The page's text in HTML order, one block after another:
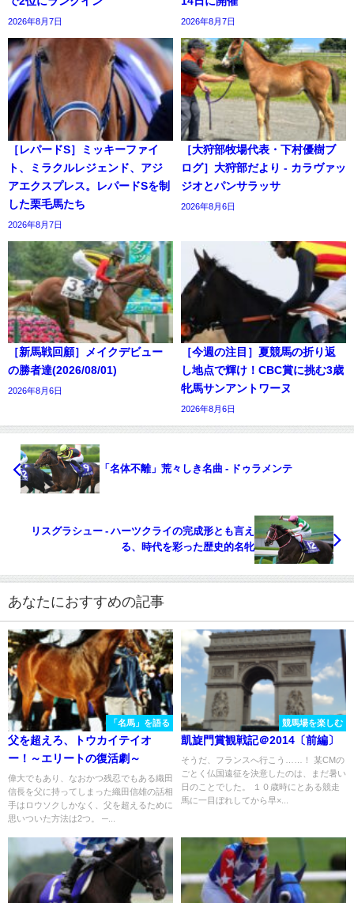
2026年8月7日 2026年8月7日
［レパードS］ミッキーファイ
ト、ミラクルレジェンド、アジ
アエクスプレス。レパードSを制
した栗毛馬たち
2026年8月7日
［大狩部牧場代表・下村優樹ブ
ログ］大狩部だより - カラヴァッ
ジオとパンサラッサ
2026年8月6日
［新馬戦回顧］メイクデビュー
の勝者達(2026/08/01)
2026年8月6日
［今週の注目］夏競馬の折り返
し地点で輝け！CBC賞に挑む3歳
牝馬サンアントワーヌ
2026年8月6日
「名体不離」荒々しき名曲 - ドゥラメンテ
リスグラシュー - ハーツクライの完成形とも言え
る、時代を彩った歴史的名牝
あなたにおすすめの記事
「名馬」を語る
父を超えろ、トウカイテイオ
ー！～エリートの復活劇～
偉大でもあり、なおかつ残忍でもある織田
信長を父に持ってしまった織田信雄の話相
手はロウソクしかなく、父を超えるために
思いついた方法は2つ。 ─...
競馬場を楽しむ
凱旋門賞観戦記＠2014〔前編〕
そうだ、フランスへ行こう……！ 某CMの
ごとく仏国遠征を決意したのは、まだ暑い
日のことでした。 １０歳時にとある競走
馬に一目ぼれしてから早×...